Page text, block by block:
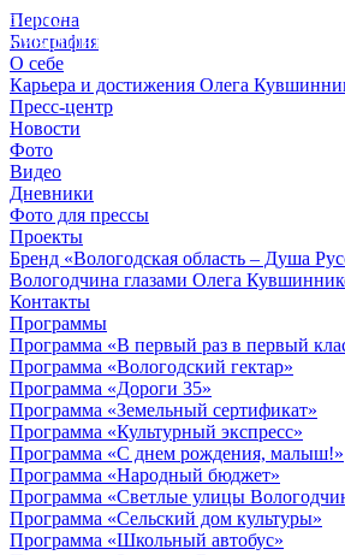
Персона
Биография
О себе
Карьера и достижения Олега
Пресс-центр
Новости
Фото
Видео
Дневники
Фото для прессы
Проекты
Бренд «Вологодская область – Душа
Вологодчина глазами Олега
Контакты
Программы
Программа «В первый раз в первый
Программа «Вологодский гектар»
Программа «Дороги 35»
Программа «Земельный сертификат»
Программа «Культурный экспресс»
Программа «С днем рождения, малыш!»
Программа «Народный бюджет»
Программа «Светлые улицы
Программа «Сельский дом культуры»
Программа «Школьный автобус»
© 2012 - 2023,
КУВШИННИКОВ О.А.